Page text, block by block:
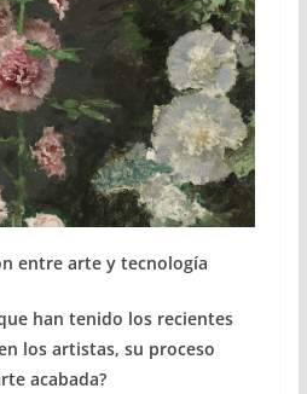
entre arte y tecnología
han tenido los recientes
los artistas, su proceso
acabada?